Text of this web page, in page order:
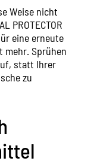
Weise nicht
PROTECTOR
eine erneute
mehr. Sprühen
statt Ihrer
zu